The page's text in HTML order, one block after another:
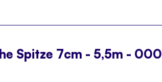
Spitze 7cm - 5,5m - 000